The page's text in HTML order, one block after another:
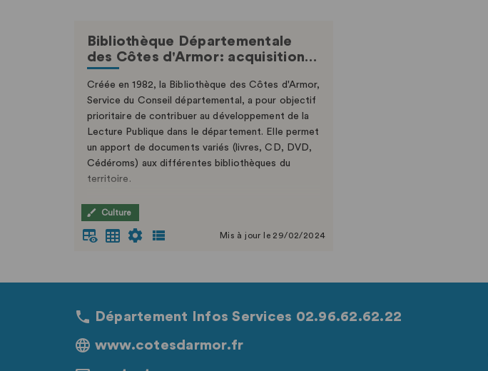
Bibliothèque Départementale
des Côtes d'Armor: acquisition…
Créée en 1982, la Bibliothèque des Côtes d'Armor,
Service du Conseil départemental, a pour objectif
prioritaire de contribuer au développement de la
Lecture Publique dans le département. Elle permet
un apport de documents variés (livres, CD, DVD,
Cédéroms) aux différentes bibliothèques du
territoire.
Le format des données évolue, vous pouvez
retrouvez la suite des données
Culture
Mis à jour le 29/02/2024
Département Infos Services 02.96.62.62.22
www.cotesdarmor.fr